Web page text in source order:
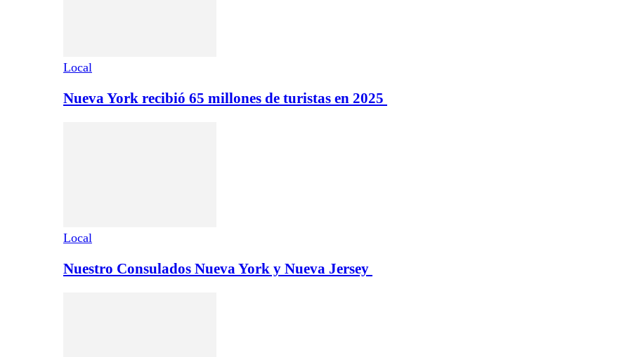
Local
Nueva York recibió 65 millones de turistas en 2025
Local
Nuestro Consulados Nueva York y Nueva Jersey